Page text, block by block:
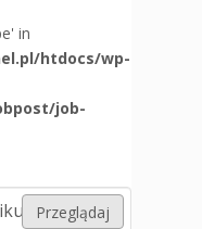
in
htdocs/wp-
job-
Przeglądaj